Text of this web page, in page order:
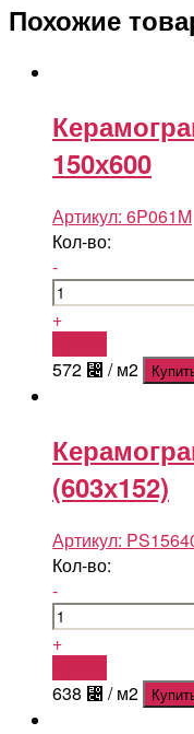
Похожие
150х600
Артикул: 6P061M
Кол-во:
-
+
572 ⃄ / м2
(603х152)
Артикул:
Кол-во:
-
+
638 ⃄ / м2